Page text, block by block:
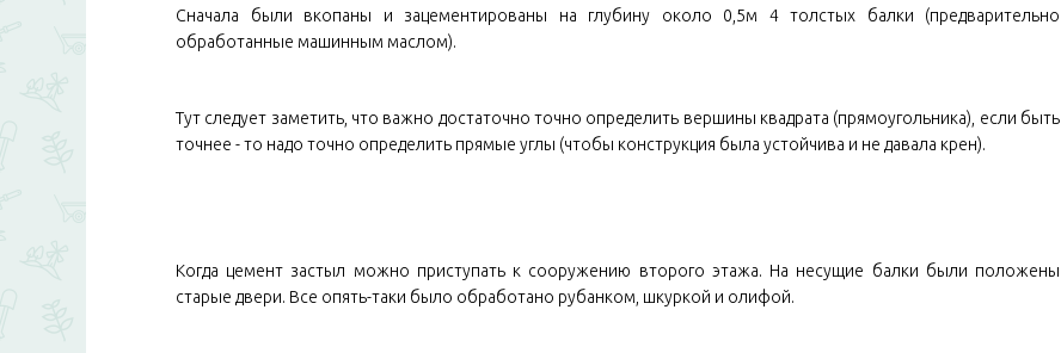
Сначала были вкопаны и зацементированы на глубину около 0,5м 4 толстых балки (предварительно
обработанные машинным маслом).
Тут следует заметить, что важно достаточно точно определить вершины квадрата (прямоугольника), если быть
точнее - то надо точно определить прямые углы (чтобы конструкция была устойчива и не давала крен).
Когда цемент застыл можно приступать к сооружению второго этажа. На несущие балки были положены
старые двери. Все опять-таки было обработано рубанком, шкуркой и олифой.